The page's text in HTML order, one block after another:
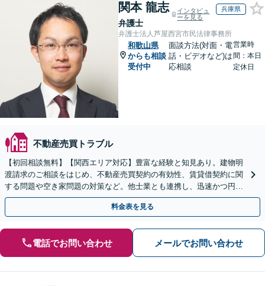
関本 龍志
弁護士
インタビュ
ーを見る
兵庫県
弁護士法人芦屋西宮市民法律事務所
和歌山県
からも相談
受付中
面談方法(対面・電
話・ビデオなど)は
応相談
営業時
間：本日
定休日
不動産売買トラブル
【初回相談無料】【関西エリア対応】豊富な経験と知見あり。建物明
渡請求のご相談をはじめ、不動産売買契約の有効性、賃貸借契約に関
する問題や空き家問題の対策など。他士業とも連携し、迅速かつ円滑
な解決を目指します【顧問契約】【西宮北口駅3分】
料金表を見る
電話でお問い合わせ メールでお問い合わせ